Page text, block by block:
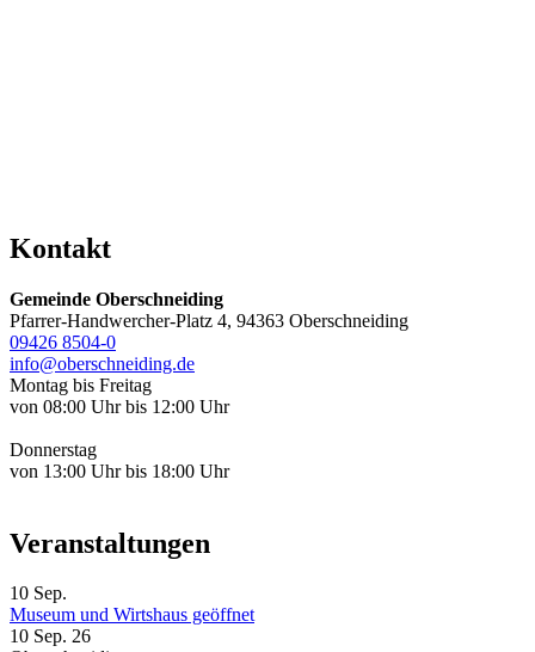
Kontakt
Gemeinde Oberschneiding
Pfarrer-Handwercher-Platz 4, 94363 Oberschneiding
09426 8504-0
info@oberschneiding.de
Montag bis Freitag
von 08:00 Uhr bis 12:00 Uhr
Donnerstag
von 13:00 Uhr bis 18:00 Uhr
Veranstaltungen
10 Sep.
Museum und Wirtshaus geöffnet
10 Sep. 26